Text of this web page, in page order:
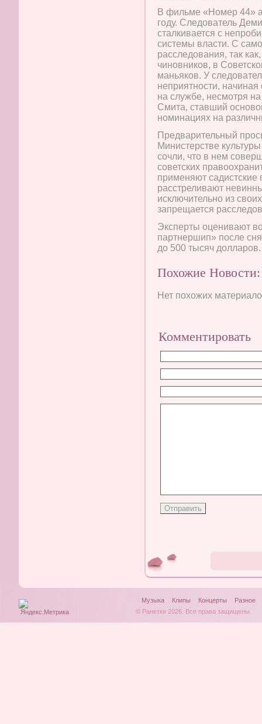
В фильме «Номер 44»
году. Следователь
сталкивается с
системы власти. С
расследования, так
чиновников, в
маньяков. У
неприятности,
на службе, несмотря
Смита, ставший
номинациях на
Предварительный
Министерстве
сочли, что в нем
советских
применяют
расстреливают
исключительно из
запрещается
Эксперты оценивают
партнершип» после
до 500 тысяч долларов.
Похожие Новости:
Нет похожих
Комментировать
Музыка Клипы Концерты
Разное
© Ранетки 2026. Все права защищены.